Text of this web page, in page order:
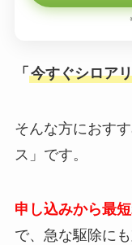
「 今すぐシロア
そんな方におす
ス」です。
申し込みから最
で、急な駆除にも